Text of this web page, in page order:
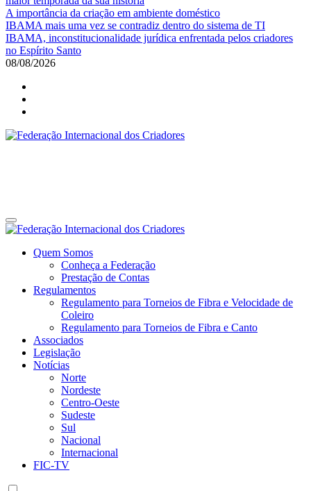
A importância da criação em ambiente doméstico
IBAMA mais uma vez se contradiz dentro do sistema de TI
IBAMA, inconstitucionalidade jurídica enfrentada pelos criadores
no Espírito Santo
08/08/2026
Site da Federação Internacional dos Criadores de Pássaros
Quem Somos
Conheça a Federação
Prestação de Contas
Regulamentos
Regulamento para Torneios de Fibra e Velocidade de
Coleiro
Regulamento para Torneios de Fibra e Canto
Associados
Legislação
Notícias
Norte
Nordeste
Centro-Oeste
Sudeste
Sul
Nacional
Internacional
FIC-TV